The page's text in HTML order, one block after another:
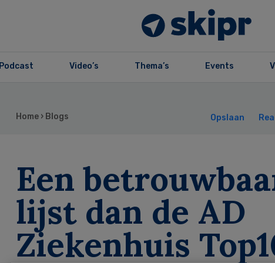
Podcast Video’s Thema’s Events
Home › Blogs Opslaan
Een
lijst dan de AD
Ziekenhuis